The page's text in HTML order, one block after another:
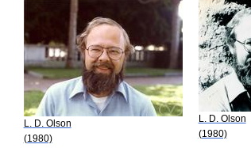
L. D. Olson
(1980)
L. D. Olson
(1980)